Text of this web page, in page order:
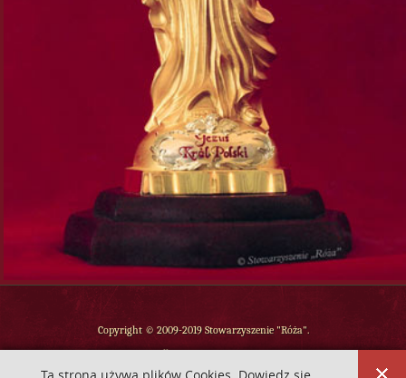
Copyright © 2009-2019 Stowarzyszenie "Róża".
Wszelkie prawa zastrzeżone.